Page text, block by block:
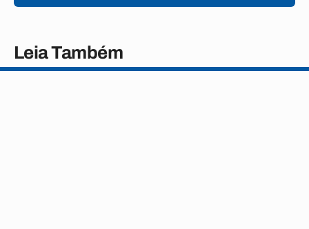
Leia Também